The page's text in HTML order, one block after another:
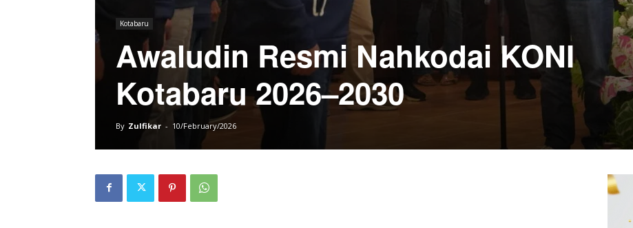
Kotabaru
Awaludin Resmi Nahkodai KONI
Kotabaru 2026–2030
By Zulfikar - 10/February/2026